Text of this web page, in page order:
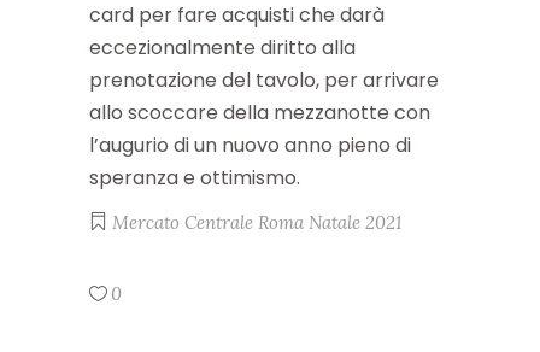
card per fare acquisti che darà
eccezionalmente diritto alla
prenotazione del tavolo, per arrivare
allo scoccare della mezzanotte con
l’augurio di un nuovo anno pieno di
speranza e ottimismo.
Mercato Centrale Roma Natale 2021
0